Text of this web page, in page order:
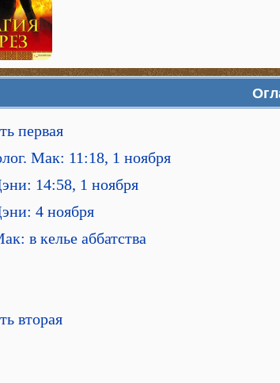
первая
Мак: 11:18, 1 ноября
14:58, 1 ноября
4 ноября
в келье аббатства
вторая